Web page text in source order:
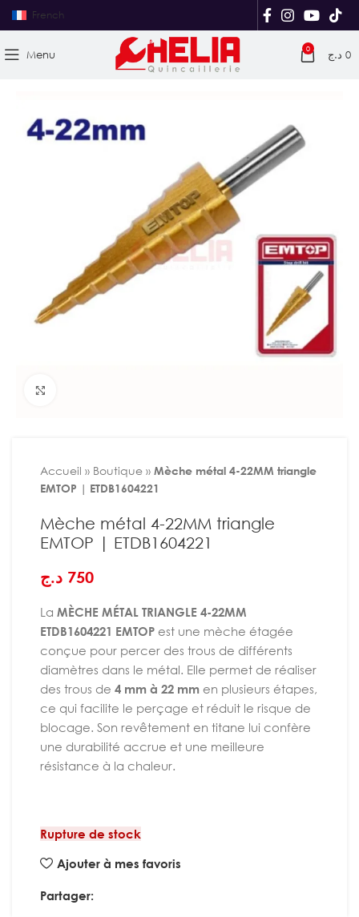
French
Menu 0 0 د.ج
Accueil » Boutique » Mèche métal 4-22MM triangle
EMTOP | ETDB1604221
Mèche métal 4-22MM triangle
EMTOP | ETDB1604221
750 د.ج
La MÈCHE MÉTAL TRIANGLE 4-22MM
ETDB1604221 EMTOP est une mèche étagée
conçue pour percer des trous de différents
diamètres dans le métal. Elle permet de réaliser
des trous de 4 mm à 22 mm en plusieurs étapes,
ce qui facilite le perçage et réduit le risque de
blocage. Son revêtement en titane lui confère
une durabilité accrue et une meilleure
résistance à la chaleur.
Rupture de stock
Ajouter à mes favoris
Partager: